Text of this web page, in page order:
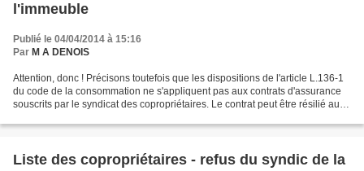
l'immeuble
Publié le 04/04/2014 à 15:16
Par M A DENOIS
Attention, donc ! Précisons toutefois que les dispositions de l'article L.136-1
du code de la consommation ne s'appliquent pas aux contrats d'assurance
souscrits par le syndicat des copropriétaires. Le contrat peut être résilié au
Liste des copropriétaires - refus du syndic de la